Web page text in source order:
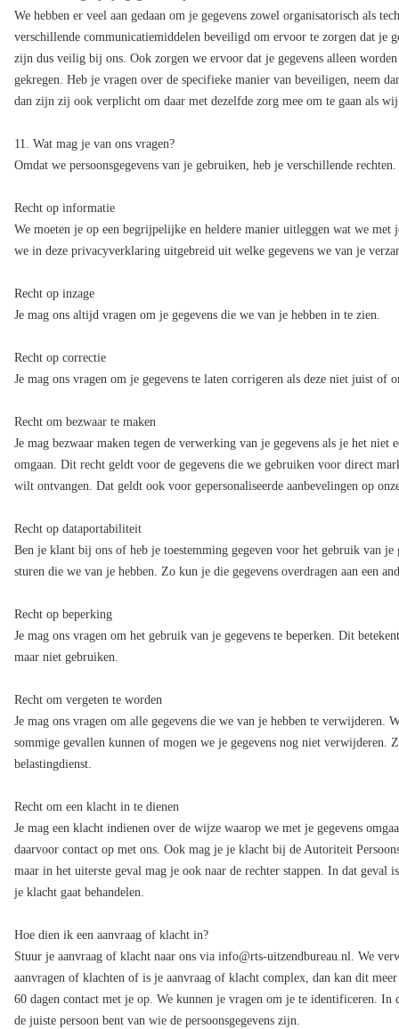
VACATURES
OVER ONS
CONTACT
We hebben er veel aan gedaan om je gegevens zowel organisatorisch als
verschillende communicatiemiddelen beveiligd om ervoor te zorgen dat je
zijn dus veilig bij ons. Ook zorgen we ervoor dat je gegevens alleen
gekregen. Heb je vragen over de specifieke manier van beveiligen, neem
dan zijn zij ook verplicht om daar met dezelfde zorg mee om te gaan als
11. Wat mag je van ons vragen?
Omdat we persoonsgegevens van je gebruiken, heb je verschillende
Recht op informatie
We moeten je op een begrijpelijke en heldere manier uitleggen wat we
we in deze privacyverklaring uitgebreid uit welke gegevens we van je
Recht op inzage
Je mag ons altijd vragen om je gegevens die we van je hebben in te zien.
Recht op correctie
Je mag ons vragen om je gegevens te laten corrigeren als deze niet juist
Recht om bezwaar te maken
Je mag bezwaar maken tegen de verwerking van je gegevens als je het niet
omgaan. Dit recht geldt voor de gegevens die we gebruiken voor direct
wilt ontvangen. Dat geldt ook voor gepersonaliseerde aanbevelingen op
Recht op dataportabiliteit
Ben je klant bij ons of heb je toestemming gegeven voor het gebruik van je
sturen die we van je hebben. Zo kun je die gegevens overdragen aan een
Recht op beperking
Je mag ons vragen om het gebruik van je gegevens te beperken. Dit
maar niet gebruiken.
Recht om vergeten te worden
Je mag ons vragen om alle gegevens die we van je hebben te
sommige gevallen kunnen of mogen we je gegevens nog niet verwijderen.
belastingdienst.
Recht om een klacht in te dienen
Je mag een klacht indienen over de wijze waarop we met je gegevens
daarvoor contact op met ons. Ook mag je je klacht bij de Autoriteit
maar in het uiterste geval mag je ook naar de rechter stappen. In dat geval
je klacht gaat behandelen.
Hoe dien ik een aanvraag of klacht in?
Stuur je aanvraag of klacht naar ons via info@rts-uitzendbureau.nl. We
aanvragen of klachten of is je aanvraag of klacht complex, dan kan dit
60 dagen contact met je op. We kunnen je vragen om je te identificeren.
de juiste persoon bent van wie de persoonsgegevens zijn.